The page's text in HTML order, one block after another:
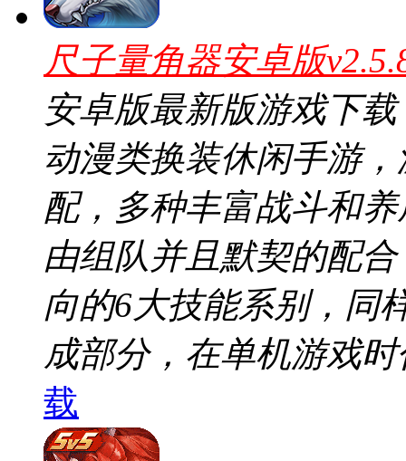
尺子量角器安卓版
安卓版最新版游戏下
动漫类换装休闲手游
配，多种丰富战斗和
由组队并且默契的配
向的6大技能系别，同
成部分，在单机游戏
载